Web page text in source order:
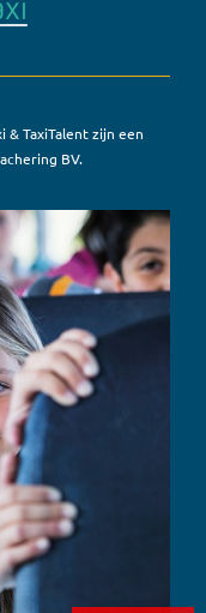
& TaxiTalent zijn een
BV.